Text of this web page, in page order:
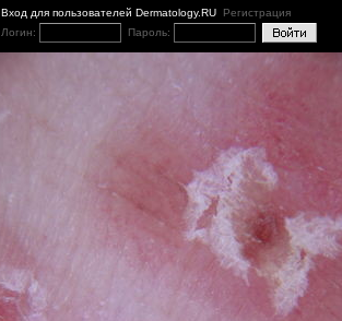
Вход для пользователей Dermatology.RU Регистрация
Логин:
Пароль: